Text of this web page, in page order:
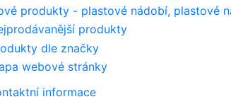
produkty - plastové nádobí, plastové
produkty
dle značky
webové stránky
informace